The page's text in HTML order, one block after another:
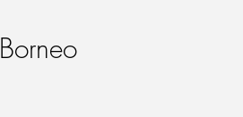
Borneo